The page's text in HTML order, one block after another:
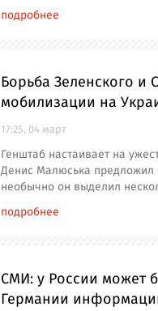
подробнее
Борьба Зеленского и
мобилизации на
17:25, 04 март
Генштаб настаивает на
Денис Малюська предложил
необычно он выделил
подробнее
СМИ: у России может
Германии